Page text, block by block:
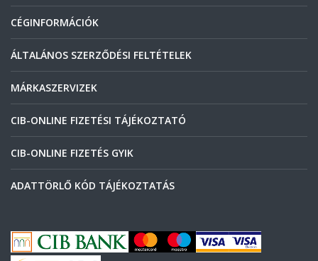
CÉGINFORMÁCIÓK
ÁLTALÁNOS SZERZŐDÉSI FELTÉTELEK
MÁRKASZERVIZEK
CIB-ONLINE FIZETÉSI TÁJÉKOZTATÓ
CIB-ONLINE FIZETÉS GYIK
ADATTÖRLŐ KÓD TÁJÉKOZTATÁS